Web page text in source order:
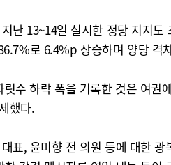
난 13~14일 실시한 정당 지지
로 6.4%p 상승하며 양당
수 하락 폭을 기록한 것은 여
했다.
표, 윤미향 전 의원 등에 대한